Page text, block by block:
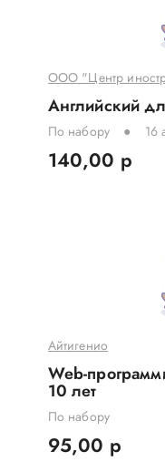
ООО "Центр
Английский
По набору 16
140,00 р
Айтигенио
Web-
10 лет
По набору
95,00 р